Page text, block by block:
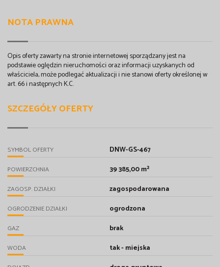
NOTA PRAWNA
Opis oferty zawarty na stronie internetowej sporządzany jest na
podstawie oględzin nieruchomości oraz informacji uzyskanych od
właściciela, może podlegać aktualizacji i nie stanowi oferty określonej w
art. 66 i następnych K.C.
SZCZEGÓŁY OFERTY
SYMBOL OFERTY DNW-GS-467
POWIERZCHNIA 39 385,00 m²
ZAGOSP. DZIAŁKI zagospodarowana
OGRODZENIE DZIAŁKI ogrodzona
GAZ brak
WODA tak - miejska